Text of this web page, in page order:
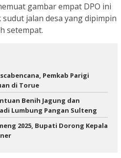
gambar empat DPO ini
jalan desa yang dipimpin
setempat.
Pemkab Parigi
di Torue
Benih Jagung dan
Lumbung Pangan Sulteng
2025, Bupati Dorong Kepala